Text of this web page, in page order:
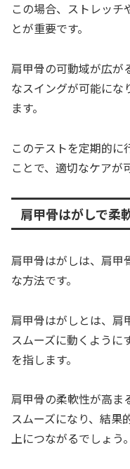
この場合、ストレッチ
とが重要です。
肩甲骨の可動域が広が
なスイングが可能にな
ます。
このテストを定期的に
ことで、適切なケアが
肩甲骨はがしで柔
肩甲骨はがしは、肩甲
な方法です。
肩甲骨はがしとは、肩
スムーズに動くように
を指します。
肩甲骨の柔軟性が高ま
スムーズになり、結果
上につながるでしょう。